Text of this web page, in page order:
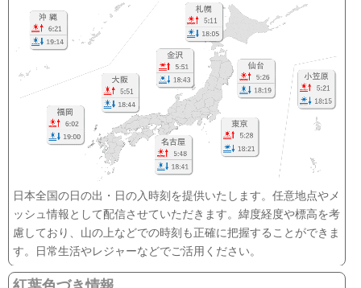
日本全国の日の出・日の入時刻を提供いたします。任意地点やメ
ッシュ情報として配信させていただきます。緯度経度や標高を考
慮しており、山の上などでの時刻も正確に把握することができま
す。日常生活やレジャーなどでご活用ください。